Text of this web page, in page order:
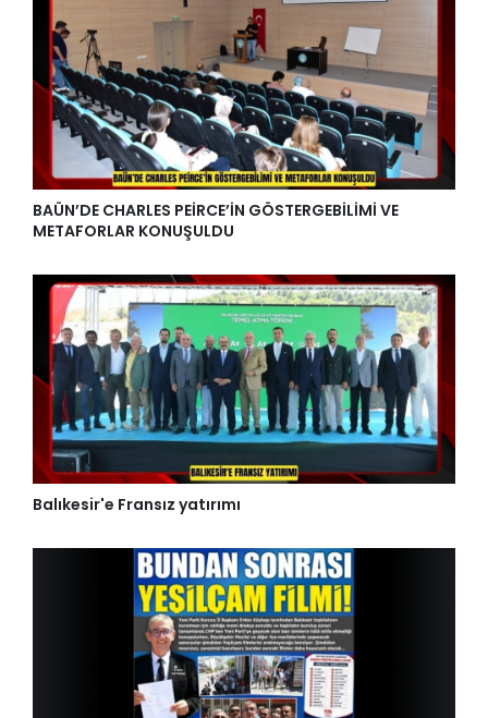
BAÜN’DE CHARLES PEİRCE’İN GÖSTERGEBİLİMİ VE
METAFORLAR KONUŞULDU
Balıkesir'e Fransız yatırımı